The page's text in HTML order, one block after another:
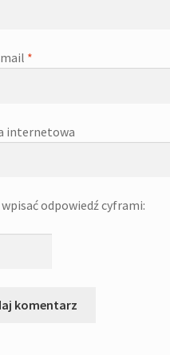
*
internetowa
odpowiedź cyframi: